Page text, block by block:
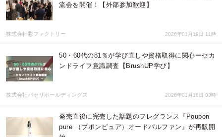
流会を開催！【外部参加歓迎】
株式会社彩ファクトリー 2026年01月19日 11時
50・60代の81％が学び直しや資格取得に関心ーセカ
ンドライフ意識調査【BrushUP学び】
株式会社パセリホールディングス 2026年01月16日 03時
発売直後に完売した話題のフレグランス『Poupon
pure （プポンピュア）オードパルファン』が再販開